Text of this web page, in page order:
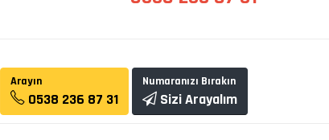
Arayın
0538 236 87 31
Numaranızı Bırakın
Sizi Arayalım